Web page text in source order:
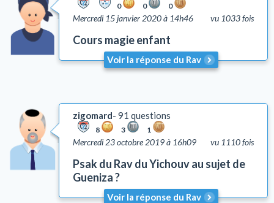
0 0 0
vu 1033 fois
Mercredi 15 janvier 2020 à 14h46
Cours magie enfant
Voir la réponse du Rav
zigomard 91 questions
8 3 1
vu 1110 fois
Mercredi 23 octobre 2019 à 16h09
Psak du Rav du Yichouv au sujet de
Gueniza ?
Voir la réponse du Rav